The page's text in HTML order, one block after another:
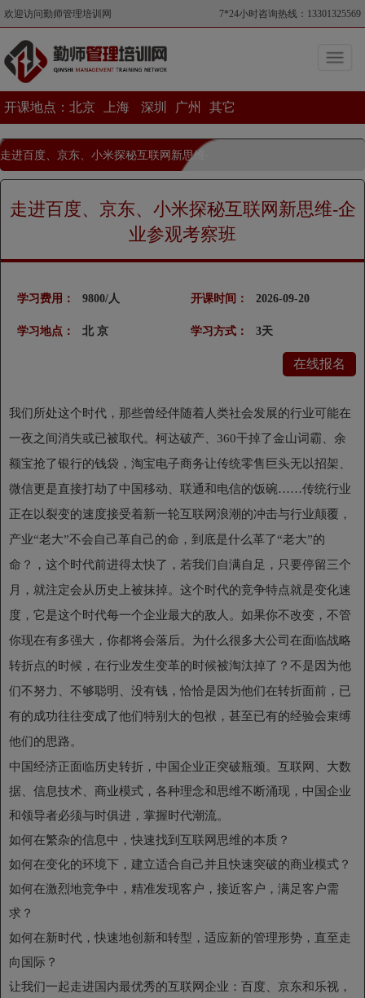
欢迎访问勤师管理培训网 7*24小时咨询热线：13301325569
开课地点： 北京 上海 深圳 广州 其它
走进百度、京东、小米探秘互联网新思维-
当前位置>走进百度、京东、小米探秘互联网新思维-企业参观考察班
走进百度、京东、小米探秘互联网新思维-企
业参观考察班
学习费用： 9800/人
学习地点： 北 京
开课时间： 2026-09-20
学习方式： 3天
在线报名
我们所处这个时代，那些曾经伴随着人类社会发展的行业可能在
一夜之间消失或已被取代。柯达破产、360干掉了金山词霸、余
额宝抢了银行的钱袋，淘宝电子商务让传统零售巨头无以招架、
微信更是直接打劫了中国移动、联通和电信的饭碗……传统行业
正在以裂变的速度接受着新一轮互联网浪潮的冲击与行业颠覆，
产业“老大”不会自己革自己的命，到底是什么革了“老大”的
命？，这个时代前进得太快了，若我们自满自足，只要停留三个
月，就注定会从历史上被抹掉。这个时代的竞争特点就是变化速
度，它是这个时代每一个企业最大的敌人。如果你不改变，不管
你现在有多强大，你都将会落后。为什么很多大公司在面临战略
转折点的时候，在行业发生变革的时候被淘汰掉了？不是因为他
们不努力、不够聪明、没有钱，恰恰是因为他们在转折面前，已
有的成功往往变成了他们特别大的包袱，甚至已有的经验会束缚
他们的思路。
中国经济正面临历史转折，中国企业正突破瓶颈。互联网、大数
据、信息技术、商业模式，各种理念和思维不断涌现，中国企业
和领导者必须与时俱进，掌握时代潮流。
如何在繁杂的信息中，快速找到互联网思维的本质？
如何在变化的环境下，建立适合自己并且快速突破的商业模式？
如何在激烈地竞争中，精准发现客户，接近客户，满足客户需
求？
如何在新时代，快速地创新和转型，适应新的管理形势，直至走
向国际？
让我们一起走进国内最优秀的互联网企业：百度、京东和乐视，